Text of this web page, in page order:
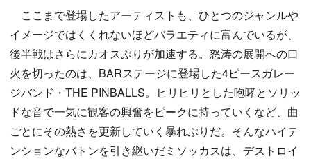
ここまで登場したアーティストも、ひとつのジャンルや
イメージではくくれないほどバラエティに富んでいるが、
後半戦はさらにカオスぶりが加速する。怒涛の展開への口
火を切ったのは、BARステージに登場した4ピースガレー
ジバンド・THE PINBALLS。ヒリヒリとした咆哮とソリッ
ドな音で一気に観客の興奮をピークに持っていくなど、曲
ごとにその熱さを更新していく暴れぶりだ。そんなハイテ
ンションなバトンを引き継いだミソッカスは、デストロイ